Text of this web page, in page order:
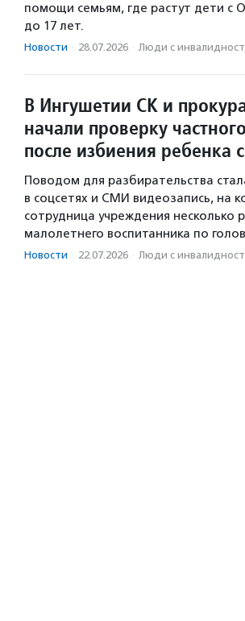
помощи семьям, где растут дети с
до 17 лет.
Новости · 28.07.2026 · Люди с
В Ингушетии СК и
начали проверку
после избиения ребенка
Поводом для разбирательства
в соцсетях и СМИ видеозапись, на
сотрудница учреждения несколько
малолетнего воспитанника по
Новости · 22.07.2026 · Люди с